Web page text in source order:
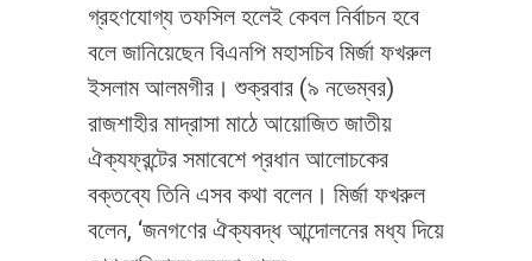
গ্রহণযোগ্য তফসিল হলেই কেবল নির্বাচন হবে
বলে জানিয়েছেন বিএনপি মহাসচিব মির্জা ফখরুল
ইসলাম আলমগীর। শুক্রবার (৯ নভেম্বর)
রাজশাহীর মাদ্রাসা মাঠে আয়োজিত জাতীয়
ঐক্যফ্রন্টের সমাবেশে প্রধান আলোচকের
বক্তব্যে তিনি এসব কথা বলেন। মির্জা ফখরুল
বলেন, ‘জনগণের ঐক্যবদ্ধ আন্দোলনের মধ্য দিয়ে